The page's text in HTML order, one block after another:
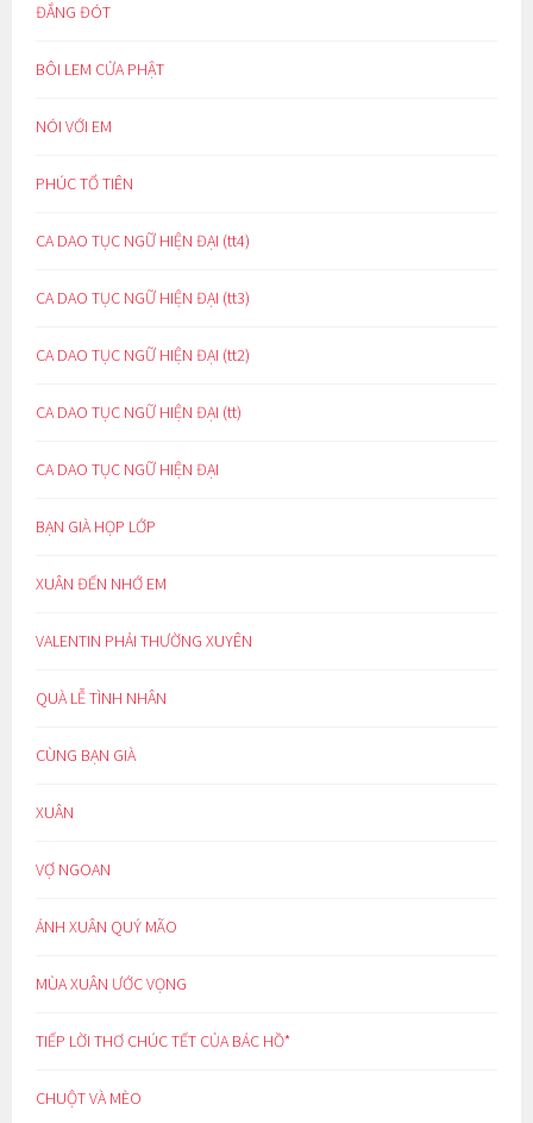
ĐẮNG ĐÓT
BÔI LEM CỬA PHẬT
NÓI VỚI EM
PHÚC TỔ TIÊN
CA DAO TỤC NGỮ HIỆN ĐẠI (tt4)
CA DAO TỤC NGỮ HIỆN ĐẠI (tt3)
CA DAO TỤC NGỮ HIỆN ĐẠI (tt2)
CA DAO TỤC NGỮ HIỆN ĐẠI (tt)
CA DAO TỤC NGỮ HIỆN ĐẠI
BẠN GIÀ HỌP LỚP
XUÂN ĐẾN NHỚ EM
VALENTIN PHẢI THƯỜNG XUYÊN
QUÀ LỄ TÌNH NHÂN
CÙNG BẠN GIÀ
XUÂN
VỢ NGOAN
ÁNH XUÂN QUÝ MÃO
MÙA XUÂN ƯỚC VỌNG
TIẾP LỜI THƠ CHÚC TẾT CỦA BÁC HỒ*
CHUỘT VÀ MÈO